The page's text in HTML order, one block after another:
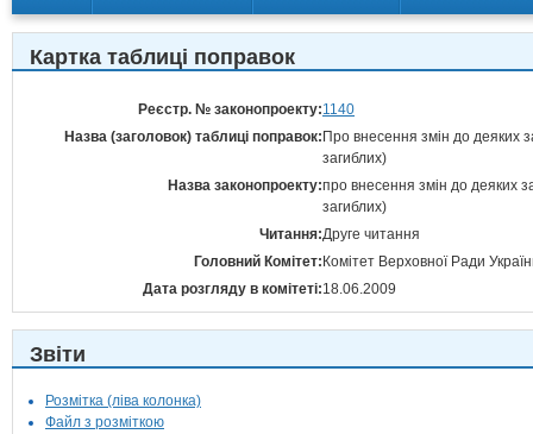
Картка таблиці поправок
Реєстр. № законопроекту:1140
Назва (заголовок) таблиці поправок: Про внесення змін до деяких
загиблих)
Назва законопроекту:про внесення змін до деяких
загиблих)
Читання:Друге читання
Головний Комітет: Комітет Верховної Ради
Дата розгляду в комітеті:18.06.2009
Звіти
Розмітка (ліва колонка)
Файл з розміткою